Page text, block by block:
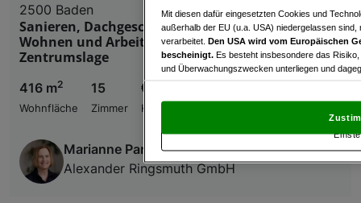
2500 Baden
Sanieren, Dachgeschoss ausbauen und danach
Wohnen und Arbeiten in bester Badener
Zentrumslage
416 m2
Wohnfläche
15
Zimmer
€ 1.090.000,00
Kaufpreis
Marianne Pargan
Alexander Ringsmuth GmbH
Mit diesen dafür eingesetzten Cookies und
außerhalb der EU (u.a. USA) niedergelassen
verarbeitet. Den USA wird vom Europäischen
bescheinigt. Es besteht insbesondere das
und Überwachungszwecken unterliegen und
und Widerspruch gegen die Verarbeitung auf der
„Cookie Einstellungen“, die sich auf jeder Seite